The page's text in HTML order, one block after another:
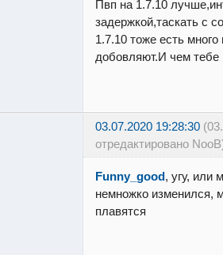
Пвп на 1.7.10
задержкой,таскать с
1.7.10 тоже есть
добовляют.И чем тебе
03.07.2020 19:28:30
отредактировано
Funny_good, угу, или
немножко изменился,
плавятся